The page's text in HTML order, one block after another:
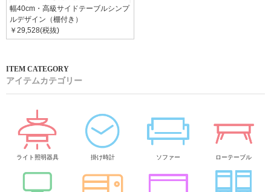
幅40cm・高級サイドテーブルシンプ
ルデザイン（棚付き）
￥29,528(税抜)
アイテムカテゴリー
ライト照明器具 掛け時計 ソファー ローテーブル